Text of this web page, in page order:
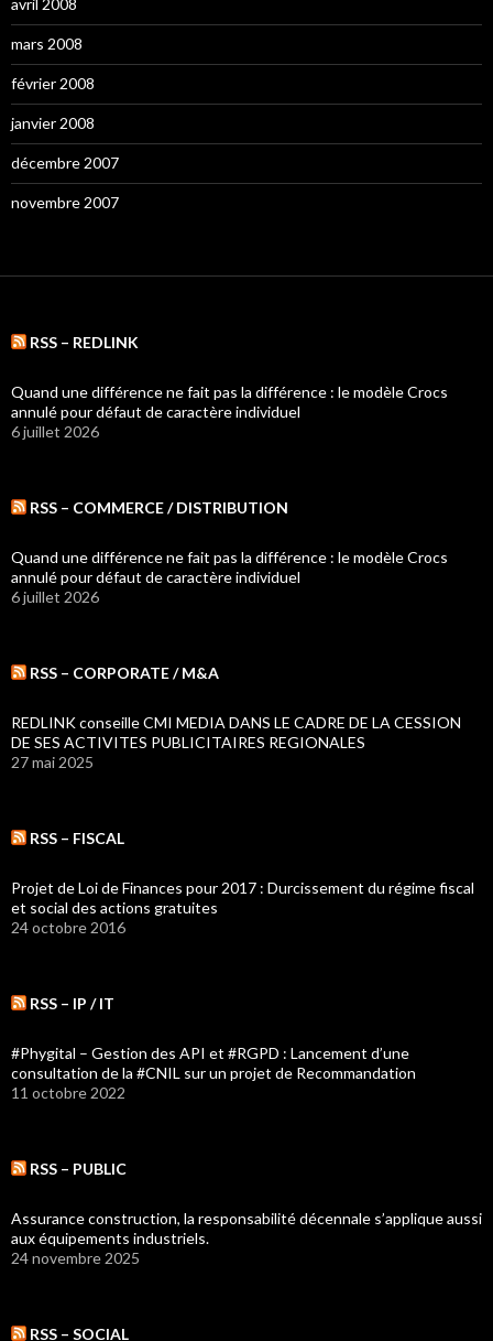
avril 2008
mars 2008
février 2008
janvier 2008
décembre 2007
novembre 2007
RSS – REDLINK
Quand une différence ne fait pas la différence : le modèle Crocs
annulé pour défaut de caractère individuel
6 juillet 2026
RSS – COMMERCE / DISTRIBUTION
Quand une différence ne fait pas la différence : le modèle Crocs
annulé pour défaut de caractère individuel
6 juillet 2026
RSS – CORPORATE / M&A
REDLINK conseille CMI MEDIA DANS LE CADRE DE LA CESSION
DE SES ACTIVITES PUBLICITAIRES REGIONALES
27 mai 2025
RSS – FISCAL
Projet de Loi de Finances pour 2017 : Durcissement du régime fiscal
et social des actions gratuites
24 octobre 2016
RSS – IP / IT
#Phygital – Gestion des API et #RGPD : Lancement d’une
consultation de la #CNIL sur un projet de Recommandation
11 octobre 2022
RSS – PUBLIC
Assurance construction, la responsabilité décennale s’applique aussi
aux équipements industriels.
24 novembre 2025
RSS – SOCIAL